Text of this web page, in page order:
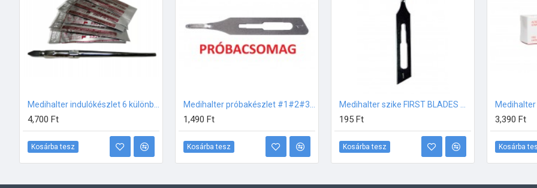
4,700 Ft
Kosárba tesz
1,490 Ft
Kosárba tesz
195 Ft
Kosárba tesz
3,390 Ft
Kosárba